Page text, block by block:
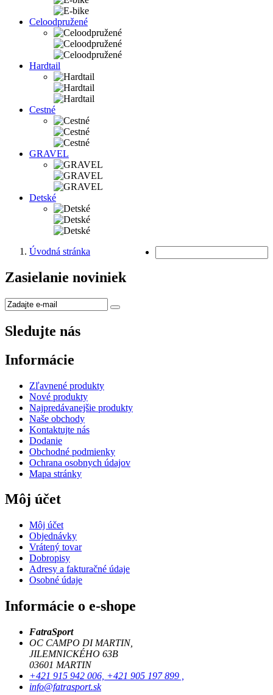
Celoodpružené
Hardtail
Cestné
GRAVEL
Detské
Úvodná stránka
Zasielanie noviniek
Sledujte nás
Informácie
Zľavnené produkty
Nové produkty
Najpredávanejšie produkty
Naše obchody
Kontaktujte nás
Dodanie
Obchodné podmienky
Ochrana osobnych údajov
Mapa stránky
Môj účet
Môj účet
Objednávky
Vrátený tovar
Dobropisy
Adresy a fakturačné údaje
Osobné údaje
Informácie o e-shope
FatraSport
OC CAMPO DI MARTIN,
JILEMNICKÉHO 63B
03601 MARTIN
+421 915 942 006, +421 905 197 899 ,
info@fatrasport.sk